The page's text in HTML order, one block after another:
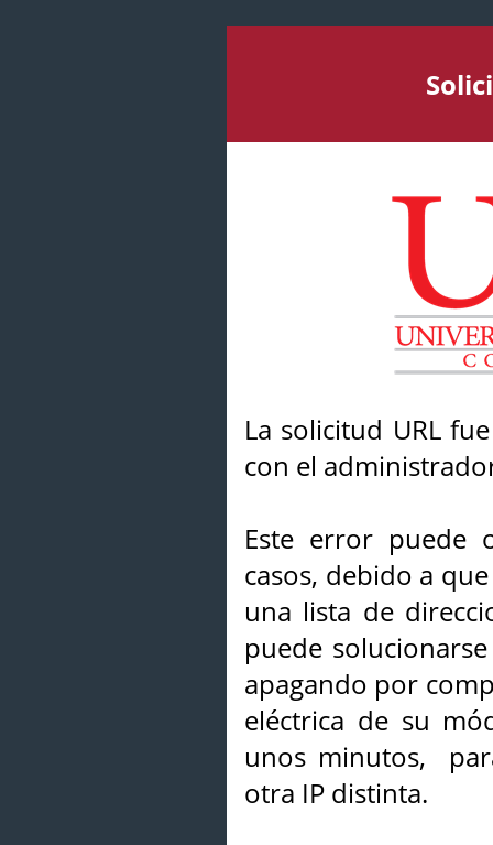
La solicitud URL
con el
Este error puede
casos, debido a
una lista de
puede
apagando por
eléctrica de su
unos minutos,
otra IP distinta.